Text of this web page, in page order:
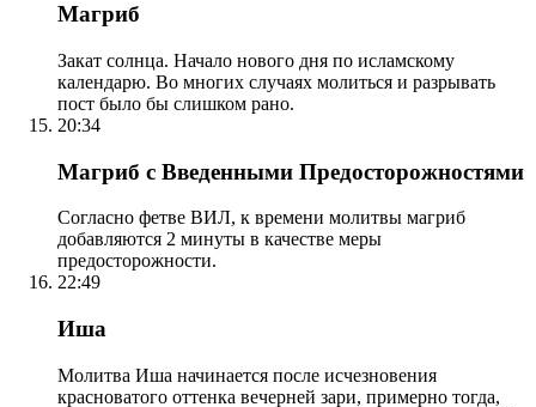
Магриб
Закат солнца. Начало нового дня по исламскому
календарю. Во многих случаях молиться и разрывать
пост было бы слишком рано.
20:34
Магриб с Введенными Предосторожностями
Согласно фетве ВИЛ, к времени молитвы магриб
добавляются 2 минуты в качестве меры
предосторожности.
22:49
Иша
Молитва Иша начинается после исчезновения
красноватого оттенка вечерней зари, примерно тогда,